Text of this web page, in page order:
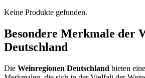
Keine Produkte gefunden.
Besondere Merkmale der
Deutschland
Die Weinregionen Deutschland bieten